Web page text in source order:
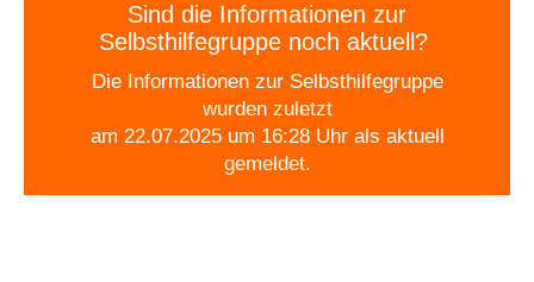
Sind die Informationen zur
Selbsthilfegruppe noch aktuell?
Die Informationen zur Selbsthilfegruppe
wurden zuletzt
am 22.07.2025 um 16:28 Uhr als aktuell
gemeldet.